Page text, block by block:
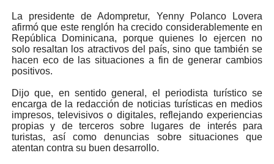
La presidente de Adompretur, Yenny Polanco Lovera
afirmó que este renglón ha crecido considerablemente en
República Dominicana, porque quienes lo ejercen no
solo resaltan los atractivos del país, sino que también se
hacen eco de las situaciones a fin de generar cambios
positivos.
Dijo que, en sentido general, el periodista turístico se
encarga de la redacción de noticias turísticas en medios
impresos, televisivos o digitales, reflejando experiencias
propias y de terceros sobre lugares de interés para
turistas, así como denuncias sobre situaciones que
atentan contra su buen desarrollo.